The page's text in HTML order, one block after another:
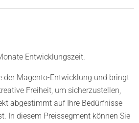
Entwicklungszeit.
der Magento-Entwicklung und bringt
Freiheit, um sicherzustellen,
abgestimmt auf Ihre Bedürfnisse
In diesem Preissegment können Sie